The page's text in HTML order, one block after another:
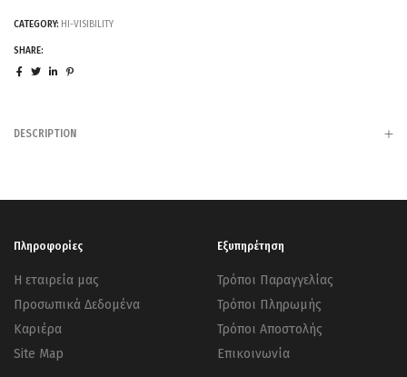
CATEGORY: HI-VISIBILITY
SHARE:
DESCRIPTION
Πληροφορίες
Η εταιρεία μας
Προσωπικά Δεδομένα
Καριέρα
Site Map
Εξυπηρέτηση
Τρόποι Παραγγελίας
Τρόποι Πληρωμής
Τρόποι Αποστολής
Επικοινωνία